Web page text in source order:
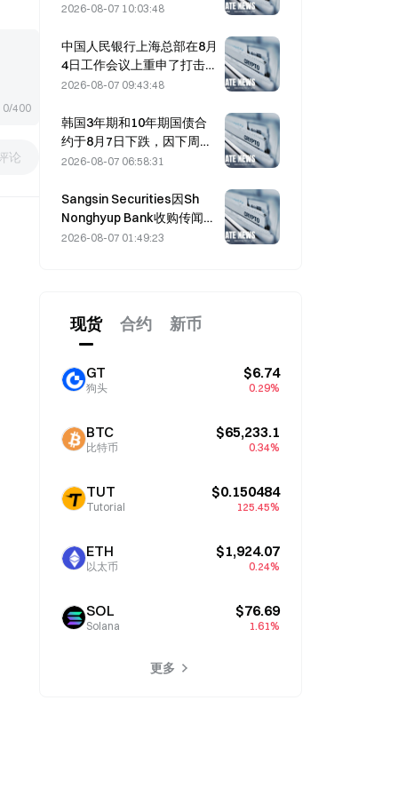
0/400
论
3.4325%
2026-08-07 10:03:48
中国人民银行上海总部在8月
4日工作会议上重申了打击加
密货币的政策。
2026-08-07 09:43:48
韩国3年期和10年期国债合
约于8月7日下跌，因下周拍
卖临近。
2026-08-07 06:58:31
Sangsin Securities因Sh
Nonghyup Bank收购传闻飙
升29.91%
2026-08-07 01:49:23
现货 合约 新币
GT
狗头
$6.74
0.29%
BTC
比特币
$65,233.1
0.34%
TUT
Tutorial
$0.150484
125.45%
ETH
以太币
$1,924.07
0.24%
SOL
Solana
$76.69
1.61%
更多